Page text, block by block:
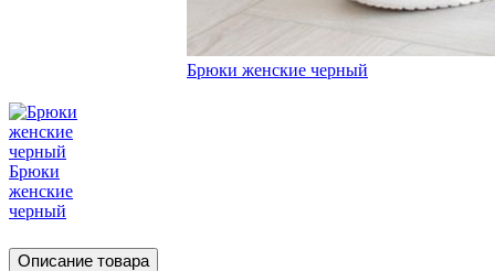
Брюки женские черный
Брюки
женские
черный
Описание товара